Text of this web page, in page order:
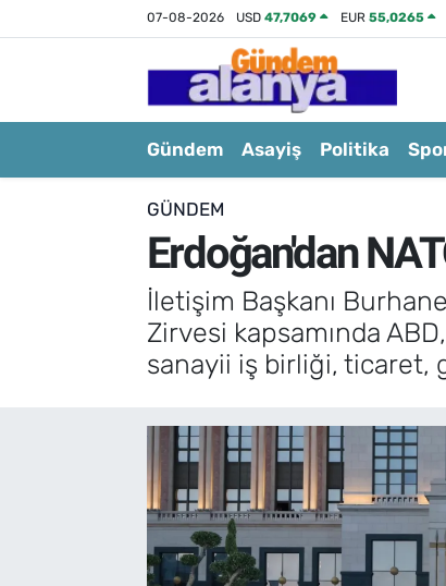
07-08-2026 USD47,7069 EUR 55,0265
Gündem Asayiş Politika
GÜNDEM
Erdoğan'dan
İletişim Başkanı
Zirvesi kapsamında
sanayii iş birliği, ticaret,